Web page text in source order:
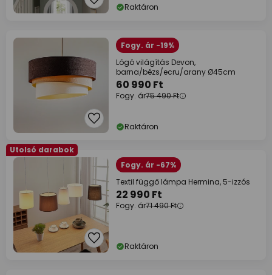
Raktáron
Fogy. ár -19%
Lógó világítás Devon,
barna/bézs/ecru/arany Ø45cm
60 990 Ft
Fogy. ár75 490 Ft
Raktáron
Utolsó darabok
Fogy. ár -67%
Textil függő lámpa Hermina, 5-izzós
22 990 Ft
Fogy. ár71 490 Ft
Raktáron